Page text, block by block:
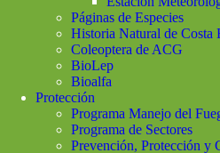
Páginas de Especies
Historia Natural de Costa
Coleoptera de ACG
BioLep
Bioalfa
Protección
Programa Manejo del
Programa de Sectores
Prevención, Protección y